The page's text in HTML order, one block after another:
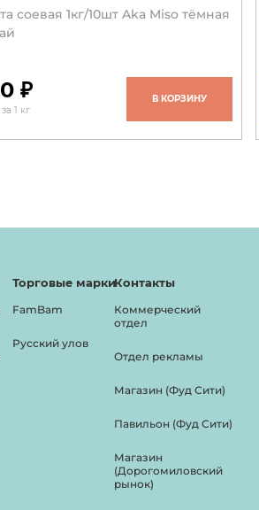
соевая 1кг/10шт Aka Miso тёмная
₽
1 кг
В КОРЗИНУ
Торговые марки
FamBam
Русский улов
Контакты
Коммерческий
отдел
Отдел рекламы
Магазин (Фуд Сити)
Павильон (Фуд Сити)
Магазин
(Дорогомиловский
рынок)